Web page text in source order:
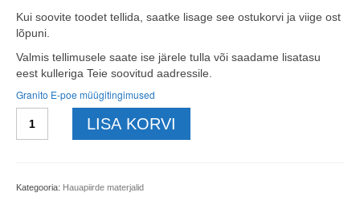
Kui soovite toodet tellida, saatke lisage see ostukorvi ja viige ost
lõpuni.
Valmis tellimusele saate ise järele tulla või saadame lisatasu
eest kulleriga Teie soovitud aadressile.
Granito E-poe müügitingimused
must
hauaplatsile
LISA KORVI
Kategooria: Hauapiirde materjalid